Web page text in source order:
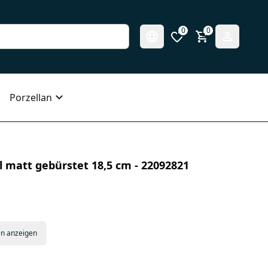
0 0
Porzellan
gebürstet 18,5 cm - 22092821
anzeigen